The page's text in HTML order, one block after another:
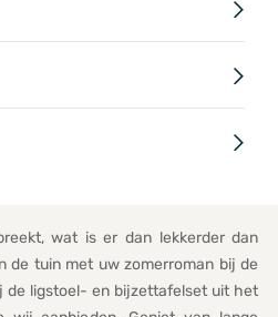
wat is er dan lekkerder dan
de tuin met uw zomerroman bij de
de ligstoel- en bijzettafelset uit het